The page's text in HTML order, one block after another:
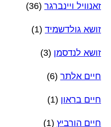
זאנוויל ויינברגר (36)
זושא גולדשמיד (1)
זושא לנדסמן (3)
חיים אלתר (6)
חיים בראון (1)
חיים הורביץ (1)